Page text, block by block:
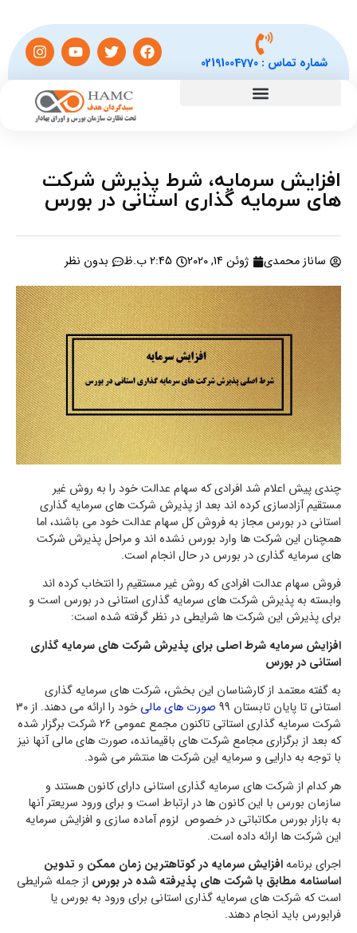
شماره تماس :02191004770
افزایش سرمایه، شرط پذیرش شرکت
های سرمایه گذاری استانی در بورس
ساناز محمدی ژوئن 14, 2020 2:45 ب.ظ بدون نظر
چندی پیش اعلام شد افرادی که سهام عدالت خود را به روش غیر
مستقیم آزادسازی کرده اند بعد از پذیرش شرکت های سرمایه گذاری
استانی در بورس مجاز به فروش کل سهام عدالت خود می باشند، اما
همچنان این شرکت ها وارد بورس نشده اند و مراحل پذیرش شرکت
های سرمایه گذاری در بورس در حال انجام است.
فروش سهام عدالت افرادی که روش غیر مستقیم را انتخاب کرده اند
وابسته به پذیرش شرکت های سرمایه گذاری استانی در بورس است و
برای پذیرش این شرکت ها شرایطی در نظر گرفته شده است:
افزایش سرمایه شرط اصلی برای پذیرش شرکت های سرمایه گذاری
استانی در بورس
به گفته معتمد از کارشناسان این بخش، شرکت های سرمایه گذاری
استانی تا پایان تابستان 99
صورت های مالی
خود را ارائه می دهند. از 30
شرکت سرمایه گذاری استاتی تاکنون مجمع عمومی 26 شرکت برگزار شده
که بعد از برگزاری مجامع شرکت های باقیمانده، صورت های مالی آنها نیز
با توجه به دارایی و سرمایه این شرکت ها منتشر می شود.
هر کدام از شرکت های سرمایه گذاری استانی دارای کانون هستند و
سازمان بورس با این کانون ها در ارتباط است و برای ورود سریعتر آنها
به بازار بورس مکاتباتی در خصوص لزوم آماده سازی و افزایش سرمایه
این شرکت ها ارائه داده است.
اجرای برنامهافزایش سرمایه در کوتاهترین زمان ممکن و تدوین
اساسنامه مطابق با شرکت های پذیرفته شده در بورس از جمله شرایطی
است که شرکت های سرمایه گذاری استانی برای ورود به بورس یا
فرابورس باید انجام دهند.